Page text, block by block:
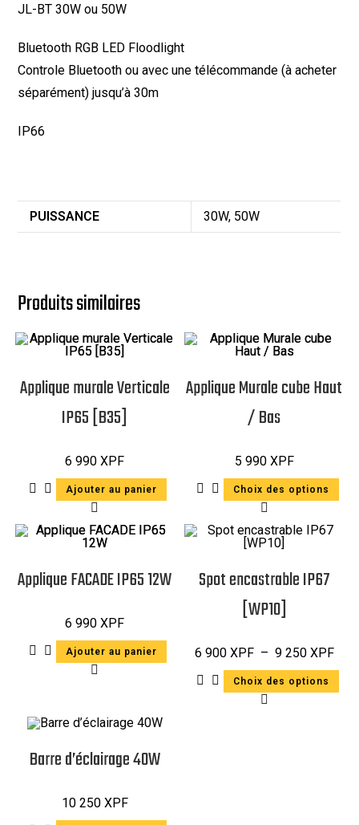
JL-BT 30W ou 50W
Bluetooth RGB LED Floodlight
Controle Bluetooth ou avec une télécommande (à acheter
séparément) jusqu’à 30m
IP66
PUISSANCE 30W, 50W
Produits similaires
Applique murale Verticale
IP65 [B35]
6 990XPF
Ajouter au panier
Applique Murale cube Haut
/ Bas
5 990 XPF
Choix des options
Applique FACADE IP65 12W
6 990XPF
Ajouter au panier
Spot encastrable IP67
[WP10]
6 900 XPF – 9 250 XPF
Choix des options
Barre d’éclairage 40W
10 250 XPF